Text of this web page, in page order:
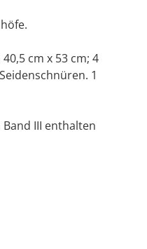
cm x 53 cm; 4
1
III enthalten